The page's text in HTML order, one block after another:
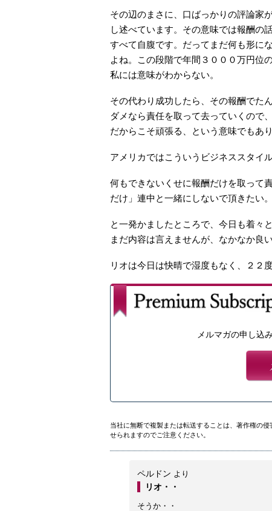
その辺のまさに、口ばっかりの評論家
し述べています。その意味では報酬の
すべて自腹です。だってまだ何も形に
よね。この段階で年間３０００万円位
私には意味がわからない。
その代わり成功したら、その報酬でたん
ダメなら責任を取って去っていくので
だからこそ頑張る、という意味でもあり
アメリカではこういうビジネススタイ
何もできないくせに報酬だけを取って
だけ」連中と一緒にしないで頂きたい。
と一発かましたところで、今日も着々
まだ内容は言えませんが、なかなか良
リオは今日は快晴で湿度もなく、２２
メルマガの申し込
当社に無断で複製または転送することは、著作権の
せられますのでご注意ください。
ペルドン より
リオ・・
そうか・・